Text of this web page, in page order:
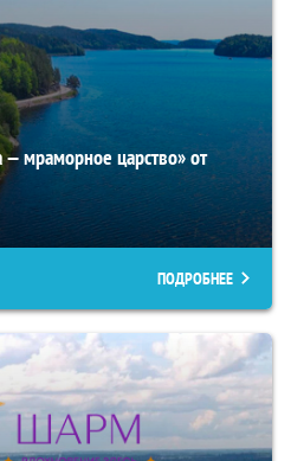
мраморное царство» от
ПОДРОБНЕЕ